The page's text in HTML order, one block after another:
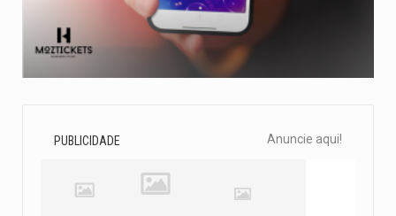
PUBLICIDADE Anuncie aqui!